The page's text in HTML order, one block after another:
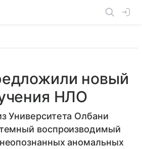
новый
НЛО
Университета Олбани
воспроизводимый
аномальных